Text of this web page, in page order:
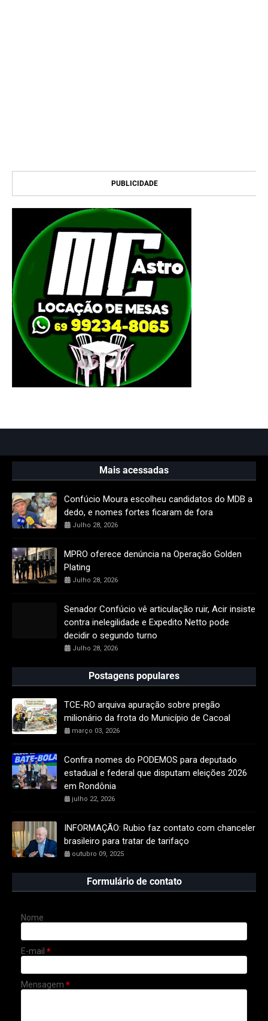
PUBLICIDADE
Mais acessadas
Confúcio Moura escolheu candidatos do MDB a
dedo, e nomes fortes ficaram de fora
Julho 28, 2026
MPRO oferece denúncia na Operação Golden
Plating
Julho 28, 2026
Senador Confúcio vê articulação ruir, Acir insiste
contra inelegilidade e Expedito Netto pode
decidir o segundo turno
Julho 28, 2026
Postagens populares
TCE-RO arquiva apuração sobre pregão
milionário da frota do Município de Cacoal
março 03, 2026
Confira nomes do PODEMOS para deputado
estadual e federal que disputam eleições 2026
em Rondônia
julho 22, 2026
INFORMAÇÃO: Rubio faz contato com chanceler
brasileiro para tratar de tarifaço
outubro 09, 2025
Formulário de contato
Nome
E-mail *
Mensagem *